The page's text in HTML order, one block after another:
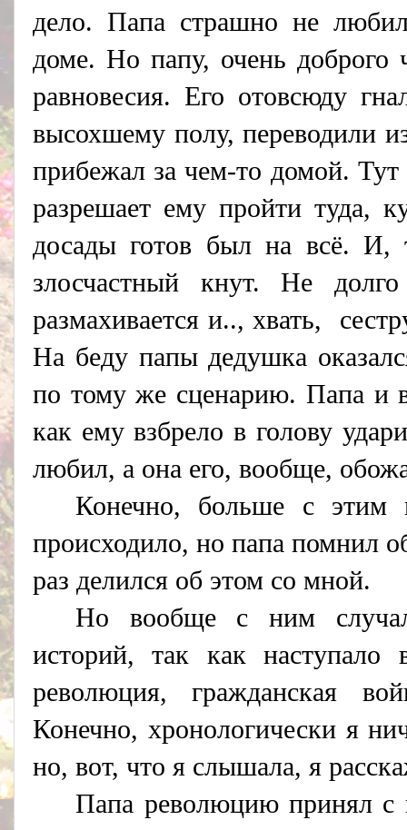
дело. Папа страшно не
доме. Но папу, очень доброго
равновесия. Его отовсюду
высохшему полу, переводили
прибежал за чем-то домой. Тут
разрешает ему пройти туда,
досады готов был на всё. И,
злосчастный кнут.Не
размахивается и.., хвать,
На беду папы дедушка
по тому же сценарию. Папа и
как ему взбрело в голову
любил, а она его, вообще,
Конечно, больше с этим
происходило, но папа помнил
раз делился об этом со мной.
Но вообще с ним
историй, так как
революция, гражданская
Конечно, хронологически я
но, вот, что я слышала, я
Папа революцию принял